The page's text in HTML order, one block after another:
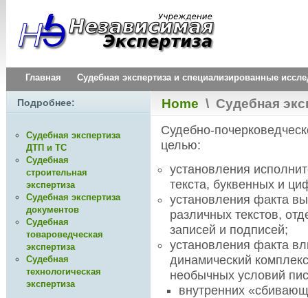
Главная Судебная экспертиза и специализированные
Home \ Судебная
Судебно-
целью:
установления
текста, буквенных и
установления факта
различных текстов,
записей и подписей;
установления факта
динамический
необычных условий
внутренних
Подробнее:
Судебная экспертиза
ДТП и ТС
Судебная
строительная
экспертиза
Судебная экспертиза
документов
Судебная
товароведческая
экспертиза
Судебная
технологическая
экспертиза